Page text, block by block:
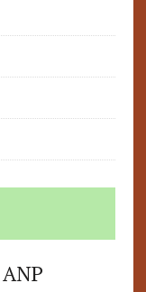
ANP